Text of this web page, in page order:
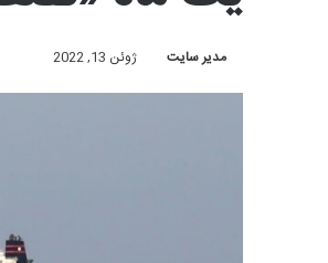
مدیر سایت ژوئن 13, 2022